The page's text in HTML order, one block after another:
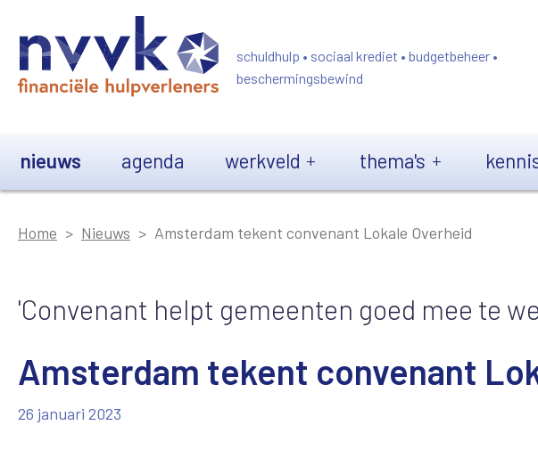
schuldhulp • sociaal krediet • budgetbeheer •
beschermingsbewind
nieuws agenda werkveld thema's
Home Nieuws Amsterdam tekent convenant Lokale Overheid
'Convenant helpt gemeenten goed mee te
Amsterdam tekent convenant
26 januari 2023